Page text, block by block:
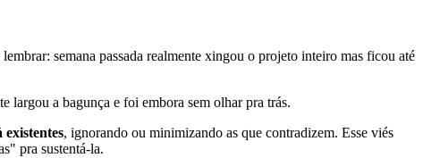
semana passada realmente xingou o projeto inteiro mas ficou até
largou a bagunça e foi embora sem olhar pra trás.
, ignorando ou minimizando as que contradizem. Esse viés
pra sustentá-la.